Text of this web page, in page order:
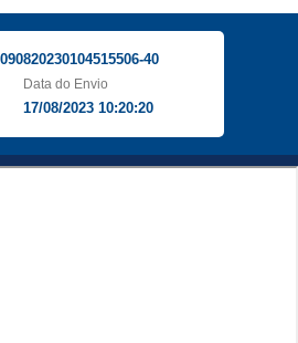
40
Data do Envio
17/08/2023 10:20:20